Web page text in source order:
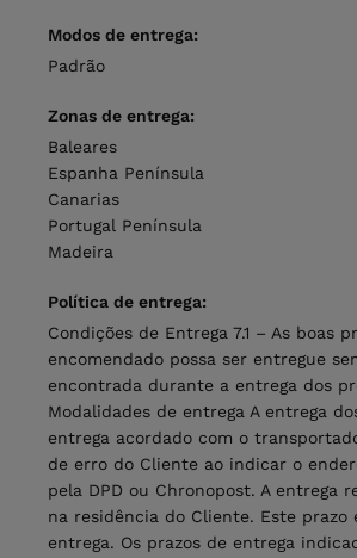
Modos de entrega:
Padrão
Zonas de entrega:
Baleares
Espanha Península
Canarias
Portugal Península
Madeira
Política de entrega:
Condições de Entrega 7.1 – As
encomendado possa ser entregue
encontrada durante a entrega dos
Modalidades de entrega A entrega
entrega acordado com o
de erro do Cliente ao indicar o
pela DPD ou Chronopost. A entrega
na residência do Cliente. Este
entrega. Os prazos de entrega